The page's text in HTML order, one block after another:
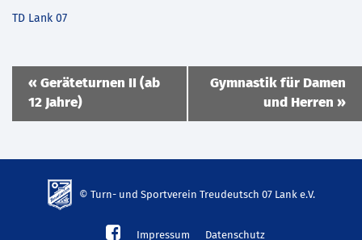
TD Lank 07
Veranstaltung
Navigation
« Geräteturnen II (ab
12 Jahre)
Gymnastik für Damen
und Herren »
© Turn- und Sportverein Treudeutsch 07 Lank e.V.
Impressum Datenschutz